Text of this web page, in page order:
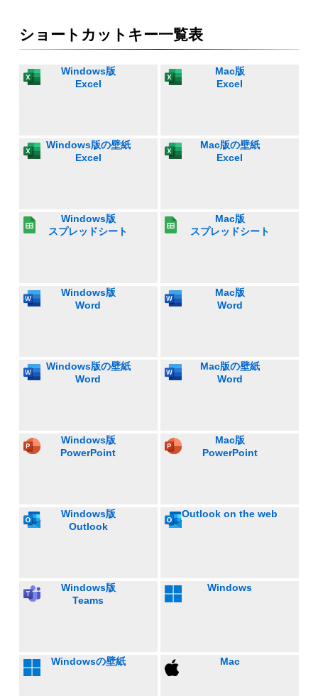
ショートカットキー一覧表
Windows版
Excel
Mac版
Excel
Windows版の壁紙
Excel
Mac版の壁紙
Excel
Windows版
スプレッドシート
Mac版
スプレッドシート
Windows版
Word
Mac版
Word
Windows版の壁紙
Word
Mac版の壁紙
Word
Windows版
PowerPoint
Mac版
PowerPoint
Windows版
Outlook
Outlook on the web
Windows版
Teams
Windows
Windowsの壁紙 Mac